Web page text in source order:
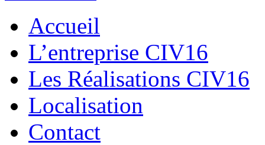
Accueil
L’entreprise CIV16
Les Réalisations CIV16
Localisation
Contact